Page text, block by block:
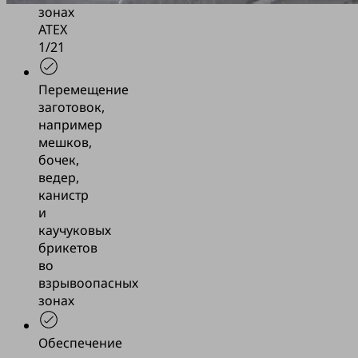
зонах
ATEX
1/21
Перемещение
заготовок,
например
мешков,
бочек,
ведер,
канистр
и
каучуковых
брикетов
во
взрывоопасных
зонах
Обеспечение